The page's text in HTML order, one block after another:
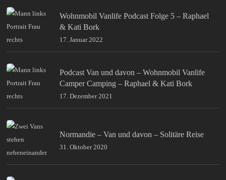
Wohnmobil Vanlife Podcast Folge 5 – Raphael
& Kati Bork
17. Januar 2022
Podcast Van und davon – Wohnmobil Vanlife
Camper Camping – Raphael & Kati Bork
17. Dezember 2021
Normandie – Van und davon – Solitäre Reise
31. Oktober 2020